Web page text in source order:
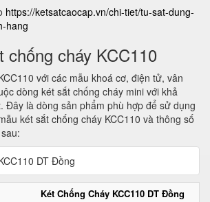
https://ketsatcaocap.vn/chi-tiet/tu-sat-dung-
hang
chống cháy KCC110
với các mẫu khoá cơ, điện tử, vân
dòng két sắt chống cháy mini với khả
Đây là dòng sản phẩm phù hợp để sử dụng
két sắt chống cháy KCC110 và thông số
Két Chống Cháy KCC110 DT Đồng